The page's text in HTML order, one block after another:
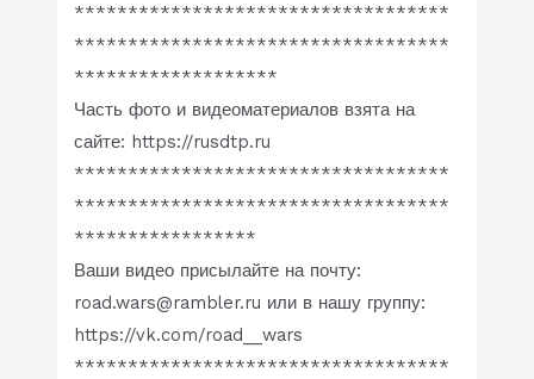
***********************************
***********************************
*******************
Часть фото и видеоматериалов взята на
сайте: https://rusdtp.ru
***********************************
***********************************
*****************
Ваши видео присылайте на почту:
road.wars@rambler.ru или в нашу группу:
https://vk.com/road__wars
***********************************